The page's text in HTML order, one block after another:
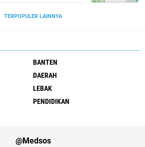
TERPOPULER LAINNYA
BANTEN
DAERAH
LEBAK
PENDIDIKAN
@Medsos